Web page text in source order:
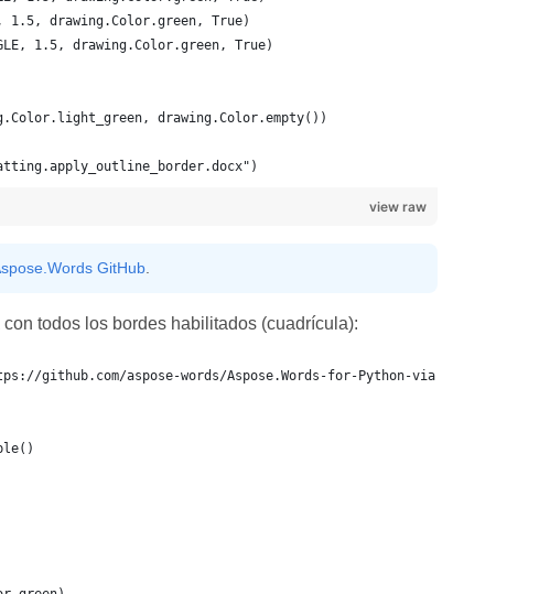
view raw
GitHub.
todos los bordes habilitados (cuadrícula):